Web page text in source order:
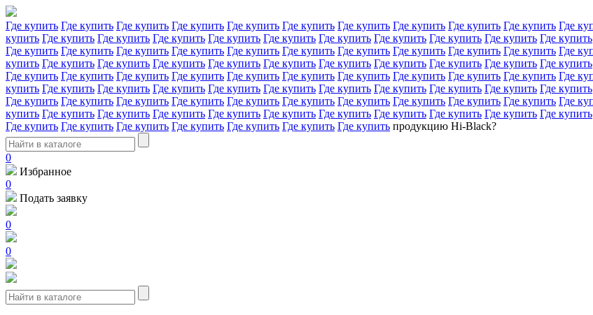
Где купить Где купить Где купить Где купить Где купить Где купить Где купить Где купить Где купить Где купить Где
купить Где купить Где купить Где купить Где купить Где купить Где купить Где купить Где купить Где купить Где купить
Где купить Где купить Где купить Где купить Где купить Где купить Где купить Где купить Где купить Где купить Где
купить Где купить Где купить Где купить Где купить Где купить Где купить Где купить Где купить Где купить Где купить
Где купить Где купить Где купить Где купить Где купить Где купить Где купить Где купить Где купить Где купить Где
купить Где купить Где купить Где купить Где купить Где купить Где купить Где купить Где купить Где купить Где купить
Где купить Где купить Где купить Где купить Где купить Где купить Где купить Где купить Где купить Где купить Где
купить Где купить Где купить Где купить Где купить Где купить Где купить Где купить Где купить Где купить Где купить
Где купить Где купить Где купить Где купить Где купить Где купить Где купить продукцию Hi-Black?
0
Избранное
0
Подать заявку
0
0